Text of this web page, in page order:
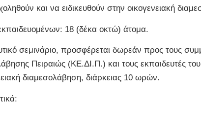
και να ειδικευθούν στην οικογενειακή
18 (δέκα οκτώ) άτομα.
σεμινάριο, προσφέρεται δωρεάν προς τους
Πειραιώς (ΚΕ.ΔΙ.Π.) και τους εκπαιδευτές
διαμεσολάβηση, διάρκειας 10 ωρών.